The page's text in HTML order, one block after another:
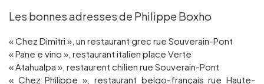
Les bonnes adresses de Philippe Boxho
« Chez Dimitri », un restaurant grec rue Souverain-Pont
« Pane e vino », restaurant italien place Verte
« Atahualpa », restaurent chilien rue Souverain-Pont
« Chez Philippe », restaurant belgo-français rue Haute-